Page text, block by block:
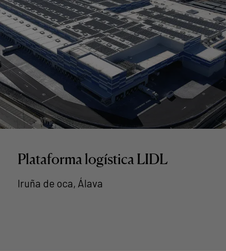
Plataforma logística LIDL
Iruña de oca, Álava